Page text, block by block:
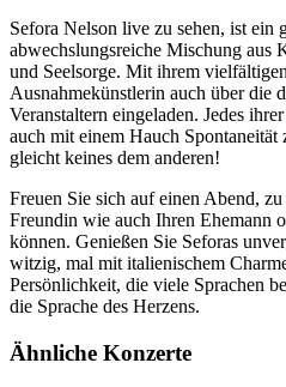
Sefora Nelson live zu sehen, ist ein
abwechslungsreiche Mischung aus
und Seelsorge. Mit ihrem
Ausnahmekünstlerin auch über die
Veranstaltern eingeladen. Jedes
auch mit einem Hauch Spontaneität
gleicht keines dem anderen!
Freuen Sie sich auf einen Abend,
Freundin wie auch Ihren Ehemann
können. Genießen Sie Seforas
witzig, mal mit italienischem
Persönlichkeit, die viele Sprachen
die Sprache des Herzens.
Ähnliche Konzerte